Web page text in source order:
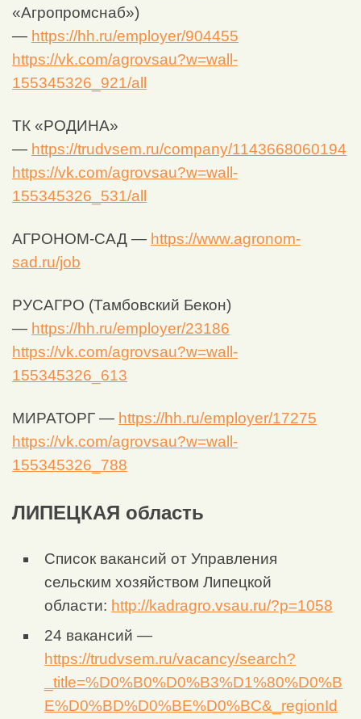
«Агропромснаб»)
— https://hh.ru/employer/904455
https://vk.com/agrovsau?w=wall-
155345326_921/all
ТК «РОДИНА»
— https://trudvsem.ru/company/1143668060194
https://vk.com/agrovsau?w=wall-
155345326_531/all
АГРОНОМ-САД — https://www.agronom-
sad.ru/job
РУСАГРО (Тамбовский Бекон)
— https://hh.ru/employer/23186
https://vk.com/agrovsau?w=wall-
155345326_613
МИРАТОРГ — https://hh.ru/employer/17275
https://vk.com/agrovsau?w=wall-
155345326_788
ЛИПЕЦКАЯ область
Список вакансий от Управления
сельским хозяйством Липецкой
области: http://kadragro.vsau.ru/?p=1058
24 вакансий —
https://trudvsem.ru/vacancy/search?
_title=%D0%B0%D0%B3%D1%80%D0%B
E%D0%BD%D0%BE%D0%BC&_regionId